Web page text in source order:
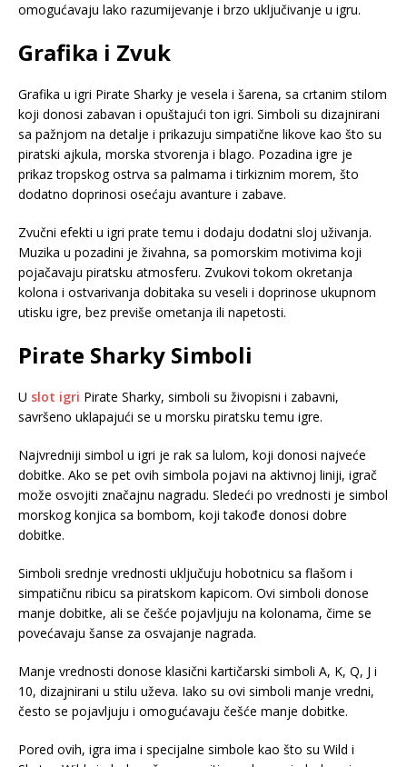
omogućavaju lako razumijevanje i brzo uključivanje u igru.
Grafika i Zvuk
Grafika u igri Pirate Sharky je vesela i šarena, sa crtanim stilom
koji donosi zabavan i opuštajući ton igri. Simboli su dizajnirani
sa pažnjom na detalje i prikazuju simpatične likove kao što su
piratski ajkula, morska stvorenja i blago. Pozadina igre je
prikaz tropskog ostrva sa palmama i tirkiznim morem, što
dodatno doprinosi osećaju avanture i zabave.
Zvučni efekti u igri prate temu i dodaju dodatni sloj uživanja.
Muzika u pozadini je živahna, sa pomorskim motivima koji
pojačavaju piratsku atmosferu. Zvukovi tokom okretanja
kolona i ostvarivanja dobitaka su veseli i doprinose ukupnom
utisku igre, bez previše ometanja ili napetosti.
Pirate Sharky Simboli
U slot igri Pirate Sharky, simboli su živopisni i zabavni,
savršeno uklapajući se u morsku piratsku temu igre.
Najvredniji simbol u igri je rak sa lulom, koji donosi najveće
dobitke. Ako se pet ovih simbola pojavi na aktivnoj liniji, igrač
može osvojiti značajnu nagradu. Sledeći po vrednosti je simbol
morskog konjica sa bombom, koji takođe donosi dobre
dobitke.
Simboli srednje vrednosti uključuju hobotnicu sa flašom i
simpatičnu ribicu sa piratskom kapicom. Ovi simboli donose
manje dobitke, ali se češće pojavljuju na kolonama, čime se
povećavaju šanse za osvajanje nagrada.
Manje vrednosti donose klasični kartičarski simboli A, K, Q, J i
10, dizajnirani u stilu uževa. Iako su ovi simboli manje vredni,
često se pojavljuju i omogućavaju češće manje dobitke.
Pored ovih, igra ima i specijalne simbole kao što su Wild i